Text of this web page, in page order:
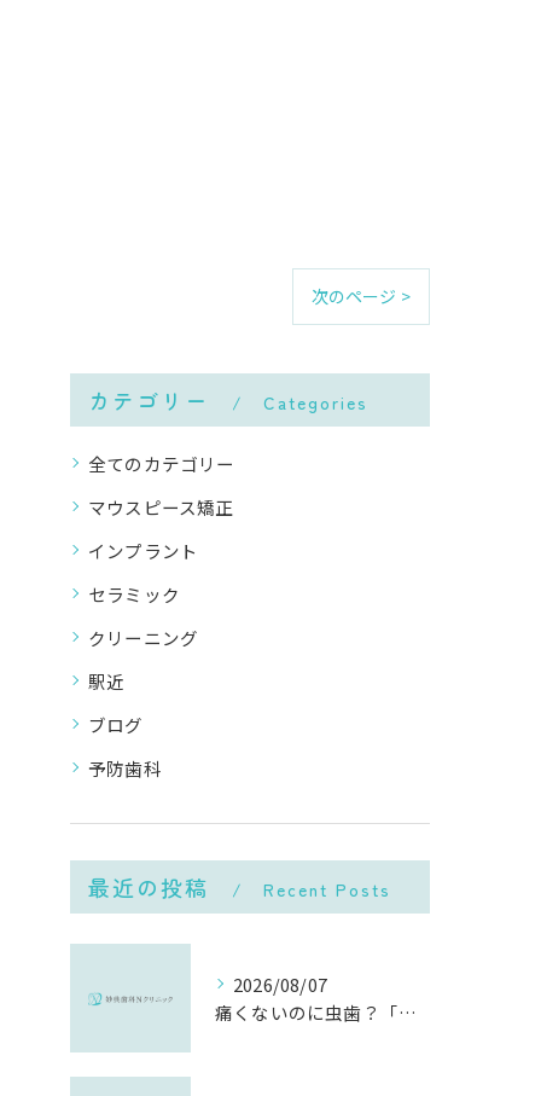
次のページ >
カテゴリー Categories
全てのカテゴリー
マウスピース矯正
インプラント
セラミック
クリーニング
駅近
ブログ
予防歯科
最近の投稿 Recent Posts
2026/08/07
痛くないのに虫歯？「痛みのない虫歯」が進行する理由と発見方法